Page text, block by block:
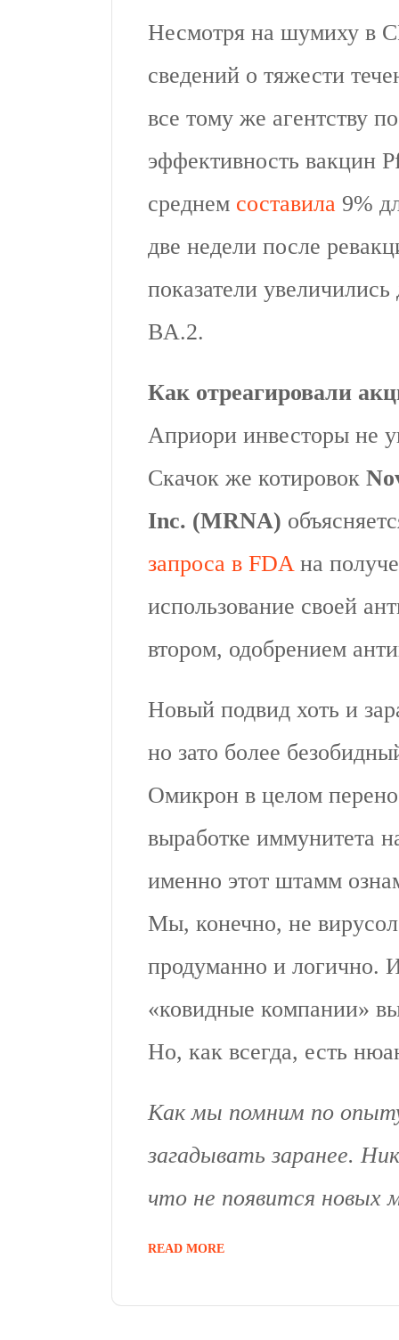
Несмотря на шумиху в
сведений о тяжести
все тому же агентству
эффективность вакцин
среднем составила 9%
две недели после
показатели
BA.2.
Как отреагировали
Априори инвесторы не
Скачок же котировок
Inc. (MRNA)
запроса в FDAна
использование своей
втором, одобрением
Новый подвид хоть и
но зато более
Омикрон в целом
выработке иммунитета
именно этот штамм
Мы, конечно, не
продуманно и логично.
«ковидные компании»
Но, как всегда, есть
Как мы помним по
загадывать заранее.
что не появится новых
READ MORE